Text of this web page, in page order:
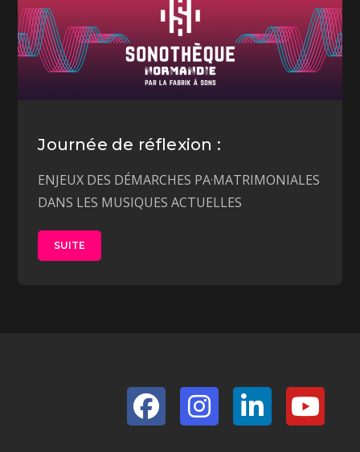
Journée de réflexion :
ENJEUX DES DÉMARCHES PA·MATRIMONIALES
DANS LES MUSIQUES ACTUELLES
SUITE